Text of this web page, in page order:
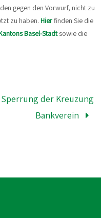
gegen den Vorwurf, nicht zu
zu haben. Hierfinden Sie die
Basel-Stadtsowie die
Sperrung der Kreuzung
Bankverein